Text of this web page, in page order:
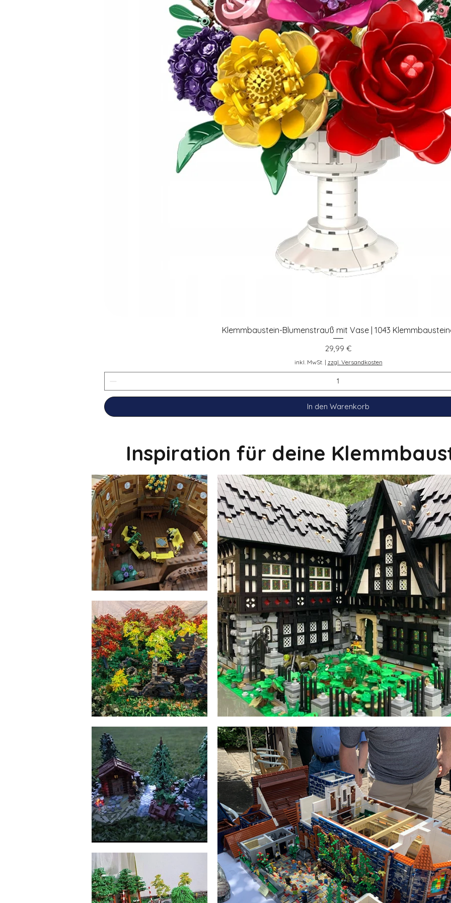
Schnellansicht
Klemmbaustein-Blumenstrauß mit Vase | 1043
Preis
29,99 €
inkl. MwSt. | zzgl. Versandkosten
In den Warenkorb
Inspiration für deine